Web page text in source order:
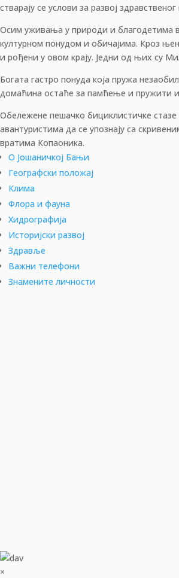
стварају се услови за развој
Осим уживања у природи и благодетима
културном понудом и обичајима. Кроз
и рођени у овом крају. Једни од њих су
Богата гастро понуда која пружа
домаћина остаће за памћење и пружити
Обележене пешачко бициклистичке
авантуристима да се упознају са
вратима Копаоника.
О Јошаничкој Бањи
Географски положај
Клима
Флора и фауна
Хидрографија
Историјски развој
Здравље
Важни телефони
Знамените личности
×